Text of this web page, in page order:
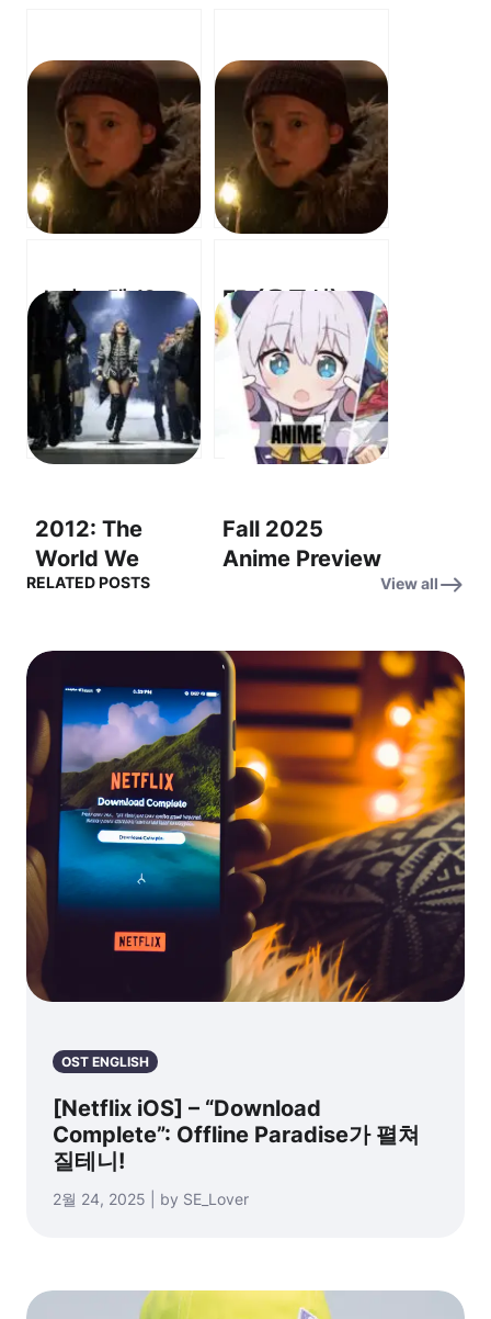
스타 트렉 (Star
Trek) –
Assignment:
Earth OST – 지
구 배정
(Assignment:
ER (응급실)
OST:
Somewhere
Over the
Rainbow (어딘
가에 무지개 너
2012: The
World We
Knew – OST:
Goodbye (Con
바이
Fall 2025
Anime Preview
OST – “Into the
지의 세계로)
RELATED POSTS View all
OST ENGLISH
[Netflix iOS] – “Download
Complete”: Offline Paradise가 펼쳐
질테니!
2월 24, 2025 | by SE_Lover